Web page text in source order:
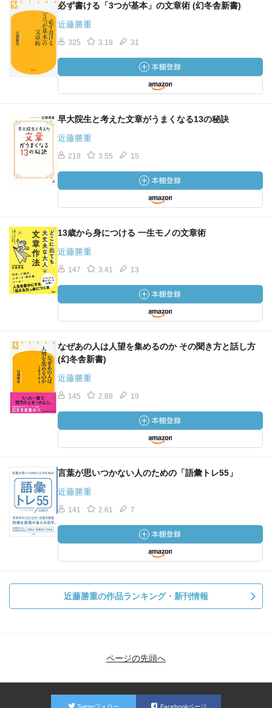
必ず書ける「3つが基本」の文章術 (幻冬舎新書)
近藤勝重
325 3.18 31
早大院生と考えた文章がうまくなる13の秘訣
近藤勝重
218 3.55 15
13歳から身につける 一生モノの文章術
近藤勝重
147 3.41 13
なぜあの人は人望を集めるのか その聞き方と話し方
(幻冬舎新書)
近藤勝重
145 2.88 19
言葉が思いつかない人のための「語彙トレ55」
近藤勝重
141 2.61 7
近藤勝重の作品ランキング・新刊情報
ページの先頭へ
Twitterフォロー Facebookページ